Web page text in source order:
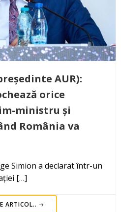
AUR):
orice
ministru și
România va
Simion a declarat într-un
[…]
ARTICOL..